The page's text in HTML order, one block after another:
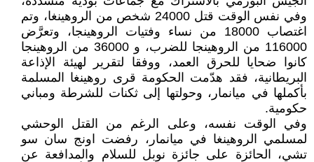
وفي نفس الوقت قتل 24000 شخص من الروهينغا، وتم
اغتصاب 18000 من نساء وفتيات الروهينجا، وتعرَّض
116000 من الروهينجا للضرب، و 36000 من الروهينجا
كانوا ضحايا للحرق العمد، ووفقا لتقرير لهيئة الإذاعة
البريطانية، فقد هدّمت الحكومة قرى روهينغا المسلمة
بأكملها في ميانمار، وحولتها إلى ثكنات للشرطة ومباني
حكومية.
وفي الوقت نفسه، وعلى الرغم من القتل الوحشي
لمسلمي الروهينغا في ميانمار، رفضت اونج سان سو
تشي، الحائزة على جائزة نوبل للسلام والمدافعة عن